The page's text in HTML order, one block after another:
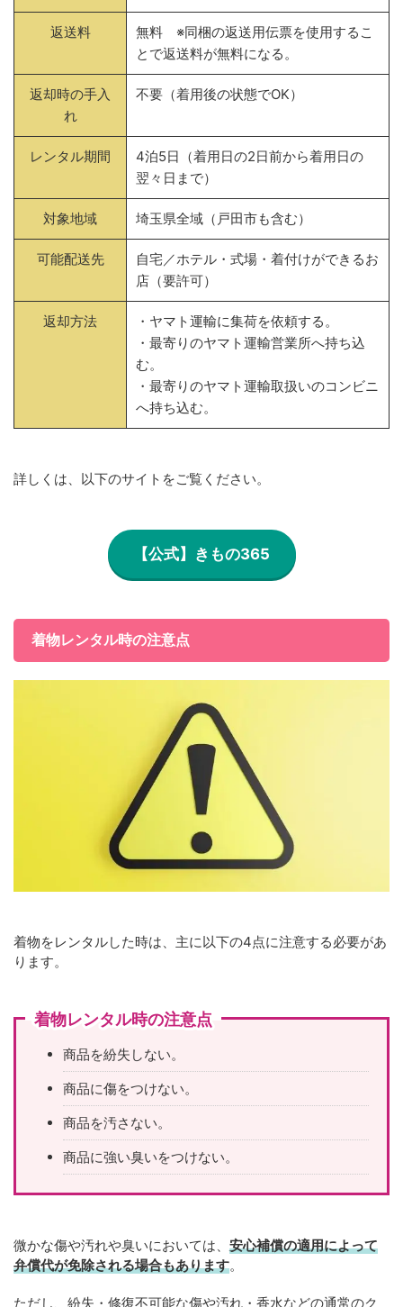
返送料
無料 ※同梱の返送用伝票を使用するこ
とで返送料が無料になる。
返却時の手入
れ
不要（着用後の状態でOK）
レンタル期間
4泊5日（着用日の2日前から着用日の
翌々日まで）
対象地域 埼玉県全域（戸田市も含む）
可能配送先
自宅／ホテル・式場・着付けができるお
店（要許可）
返却方法
・ヤマト運輸に集荷を依頼する。
・最寄りのヤマト運輸営業所へ持ち込
む。
・最寄りのヤマト運輸取扱いのコンビニ
へ持ち込む。
詳しくは、以下のサイトをご覧ください。
【公式】きもの365
着物レンタル時の注意点
着物をレンタルした時は、主に以下の4点に注意する必要があ
ります。
着物レンタル時の注意点
商品を紛失しない。
商品に傷をつけない。
商品を汚さない。
商品に強い臭いをつけない。
微かな傷や汚れや臭いにおいては、 安心補償の適用によって
弁償代が免除される場合もあります。
ただし、紛失・修復不可能な傷や汚れ・香水などの通常のク